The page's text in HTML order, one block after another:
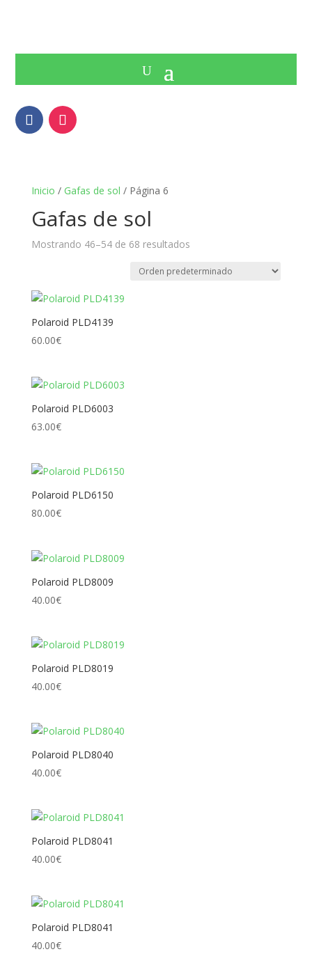
Inicio / Gafas de sol / Página 6
Gafas de sol
Mostrando 46–54 de 68 resultados
Polaroid PLD4139
60.00€
Polaroid PLD6003
63.00€
Polaroid PLD6150
80.00€
Polaroid PLD8009
40.00€
Polaroid PLD8019
40.00€
Polaroid PLD8040
40.00€
Polaroid PLD8041
40.00€
Polaroid PLD8041
40.00€